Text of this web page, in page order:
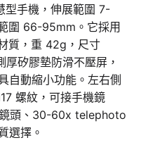
型手機，伸展範圍 7-
圍 66-95mm。它採用
質，重 42g，尺寸
矽膠墊防滑不壓屏，
自動縮小功能。左右側
螺紋，可接手機鏡
頭、30-60x telephoto
選擇。